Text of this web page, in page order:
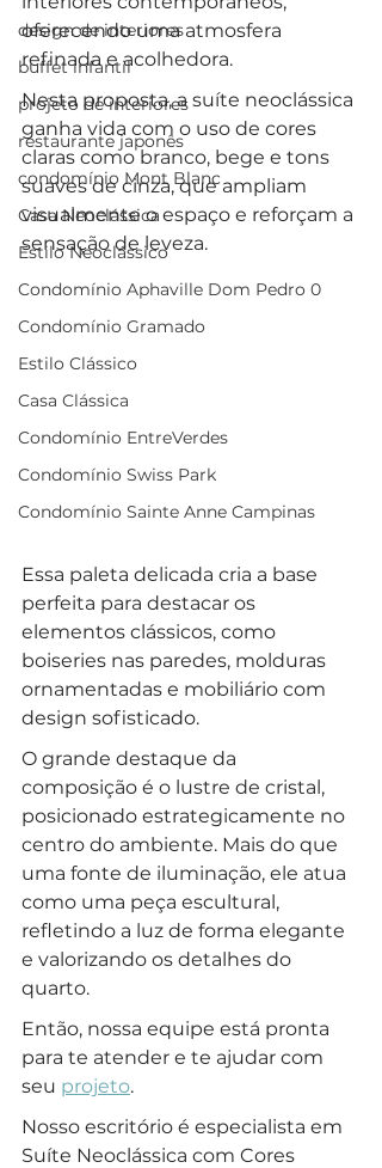
design de interiores
buffet infantil
projeto de interiores
restaurante japonês
condomínio Mont Blanc
Casa Neoclássica
Estilo Neoclássico
Condomínio Aphaville Dom Pedro 0
Condomínio Gramado
Estilo Clássico
Casa Clássica
Condomínio EntreVerdes
Condomínio Swiss Park
Condomínio Sainte Anne Campinas
oferecendo uma atmosfera
refinada e acolhedora.
Nesta proposta, a suíte neoclássica
ganha vida com o uso de cores
claras como branco, bege e tons
suaves de cinza, que ampliam
visualmente o espaço e reforçam a
sensação de leveza.
Essa paleta delicada cria a base
perfeita para destacar os
elementos clássicos, como
boiseries nas paredes, molduras
ornamentadas e mobiliário com
design sofisticado.
O grande destaque da
composição é o lustre de cristal,
posicionado estrategicamente no
centro do ambiente. Mais do que
uma fonte de iluminação, ele atua
como uma peça escultural,
refletindo a luz de forma elegante
e valorizando os detalhes do
quarto.
Então, nossa equipe está pronta
para te atender e te ajudar com
seu projeto.
Nosso escritório é especialista em
Suíte Neoclássica com Cores